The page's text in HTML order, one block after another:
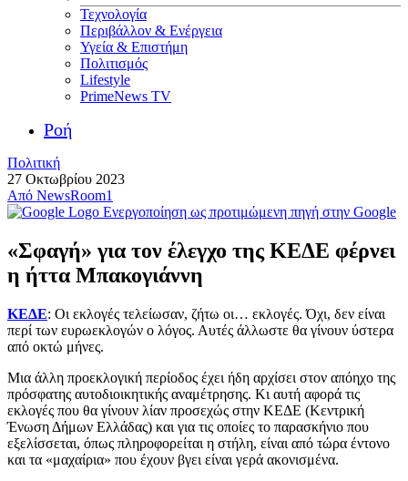
Τεχνολογία
Περιβάλλον & Ενέργεια
Υγεία & Επιστήμη
Πολιτισμός
Lifestyle
PrimeNews TV
Ροή
Πολιτική
27 Οκτωβρίου 2023
Από NewsRoom1
Ενεργοποίηση ως προτιμώμενη πηγή στην Google
«Σφαγή» για τον έλεγχο της ΚΕΔΕ φέρνει
η ήττα Μπακογιάννη
ΚΕΔΕ: Οι εκλογές τελείωσαν, ζήτω οι… εκλογές. Όχι, δεν είναι
περί των ευρωεκλογών ο λόγος. Αυτές άλλωστε θα γίνουν ύστερα
από οκτώ μήνες.
Μια άλλη προεκλογική περίοδος έχει ήδη αρχίσει στον απόηχο της
πρόσφατης αυτοδιοικητικής αναμέτρησης. Κι αυτή αφορά τις
εκλογές που θα γίνουν λίαν προσεχώς στην ΚΕΔΕ (Κεντρική
Ένωση Δήμων Ελλάδας) και για τις οποίες το παρασκήνιο που
εξελίσσεται, όπως πληροφορείται η στήλη, είναι από τώρα έντονο
και τα «μαχαίρια» που έχουν βγει είναι γερά ακονισμένα.